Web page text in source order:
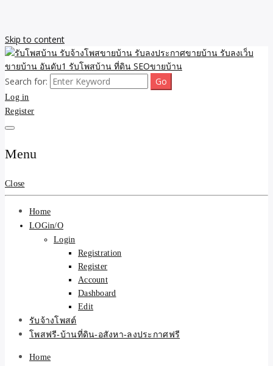
Skip to content
รับโพสบ้าน รับจ้างโพสขาย
บ้าน รับลงประกาศขายบ้าน
รับลงเว็บขายบ้าน อันดับ1
รับโพสบ้าน ที่ดิน SEOขาย
บ้าน
รับจ้างโพสขายบ้าน รับลงเว็บขายบ้าน รับโพสบ้าน รับลงประกาศขาย
บ้าน โพสบ้าน ขายที่ดิน SEO อสังหา ราคาถูก รับลงขายบ้าน
Search for:
Log in
Register
Menu
Close
Home
LOGin/O
Login
Registration
Register
Account
Dashboard
Edit
รับจ้างโพสต์
โพสฟรี-บ้านที่ดิน-อสังหา-ลงประกาศฟรี
Home